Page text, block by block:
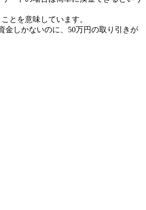
とを意味しています。
金しかないのに、50万円の取り引きが